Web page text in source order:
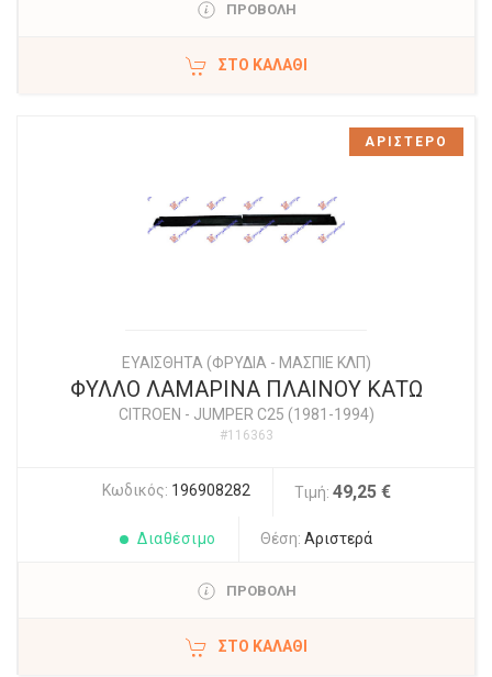
ΠΡΟΒΟΛΗ
ΣΤΟ ΚΑΛΆΘΙ
ΕΥΑΙΣΘΗΤΑ (ΦΡΥΔΙΑ - ΜΑΣΠΙΕ ΚΛΠ)
ΦΥΛΛΟ ΛΑΜΑΡΙΝΑ ΠΛΑΙΝΟΥ ΚΑΤΩ
CITROEN - JUMPER C25 (1981-1994)
#116363
Κωδικός: 196908282 Τιμή: 49,25 €
Διαθέσιμο Θέση: Αριστερά
ΠΡΟΒΟΛΗ
ΣΤΟ ΚΑΛΆΘΙ
ΑΡΙΣΤΕΡΟ